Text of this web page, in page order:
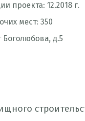
проекта: 12.2018 г.
мест: 350
Боголюбова, д.5